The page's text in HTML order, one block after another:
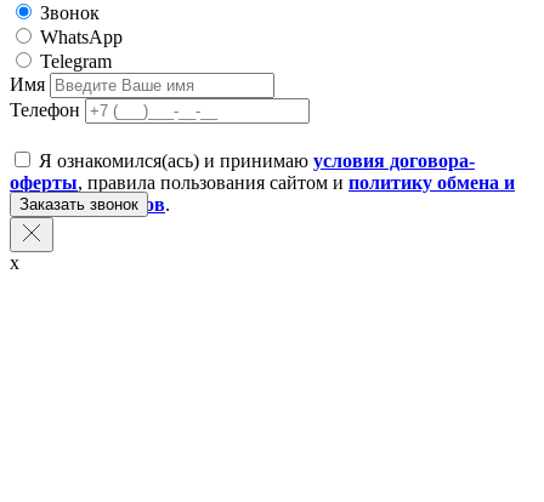
Звонок
WhatsApp
Telegram
Имя
Телефон
Я ознакомился(ась) и принимаю условия договора-
оферты, правила пользования сайтом и политику обмена и
возврата товаров.
Заказать звонок
x